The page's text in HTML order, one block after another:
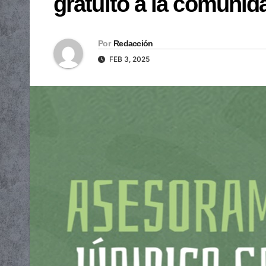
Por Redacción
FEB 3, 2025